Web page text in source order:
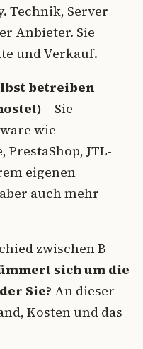
Technik, Server
Anbieter. Sie
und Verkauf.
betreiben
– Sie
wie
PrestaShop, JTL-
eigenen
auch mehr
zwischen B
sich um die
Sie? An dieser
Kosten und das